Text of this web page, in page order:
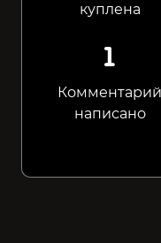
куплена
1
Комментарий
написано